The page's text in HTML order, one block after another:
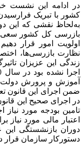
در ادامه این نشست
کشور با تبریک
به‌لحاظ نقشی که این
بازرسی کل کشور سعی
اولویت امور قرار
نظارت بازرسی‌ها،
زندگی این عزیزان
آموزش و پرورش دولت
ضمن اجرای این قانون
در اجرای صحیح این
تامین بودجه مورد نیاز
اعتبار مالی مورد
دوران بازنشستگی این
دستورکار سازمان قرار